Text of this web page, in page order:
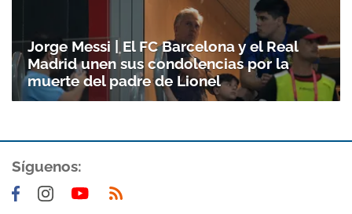
Jorge Messi | El FC Barcelona y el Real
Madrid unen sus condolencias por la
muerte del padre de Lionel
Síguenos: